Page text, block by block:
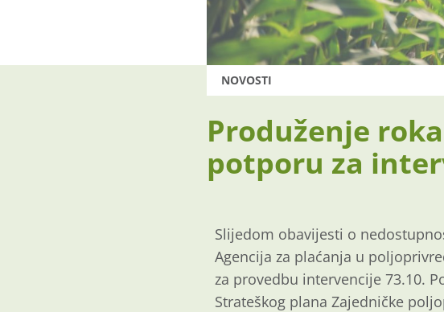
NOVOSTI
Produženje
potporu za
Slijedom obavijesti o
Agencija za plaćanja u
za provedbu intervencije 73.10.
Strateškog plana Zajedničke